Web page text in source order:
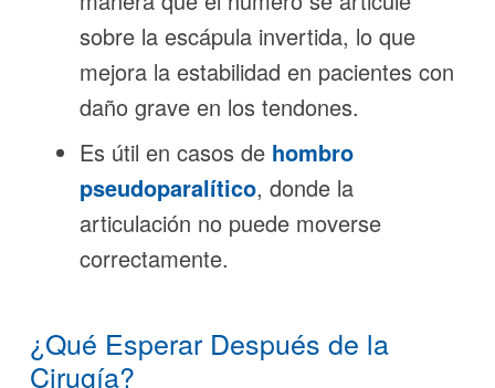
sobre la escápula invertida, lo que
mejora la estabilidad en pacientes con
daño grave en los tendones.
Es útil en casos de hombro
pseudoparalítico, donde la
articulación no puede moverse
correctamente.
¿Qué Esperar Después de la
Cirugía?